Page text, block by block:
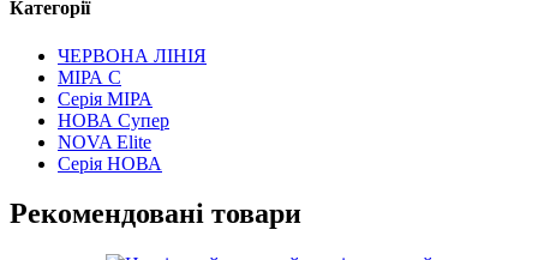
Категорії
ЧЕРВОНА ЛІНІЯ
МІРА С
Серія МІРА
НОВА Супер
NOVA Elite
Серія НОВА
Рекомендовані товари